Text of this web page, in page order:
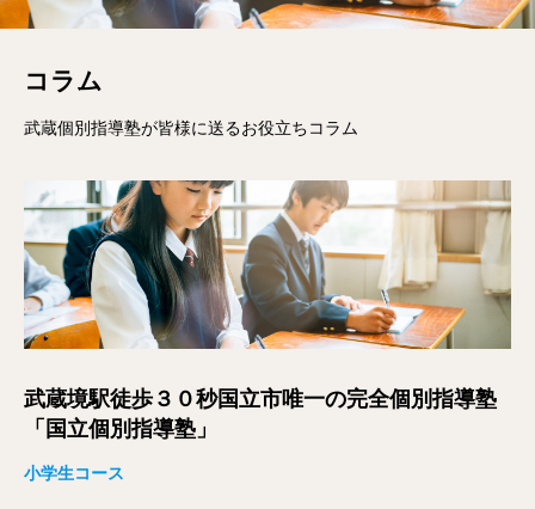
コラム
武蔵個別指導塾が皆様に送るお役立ちコラム
武蔵境駅徒歩３０秒国立市唯一の完全個別指導塾
「国立個別指導塾」
小学生コース